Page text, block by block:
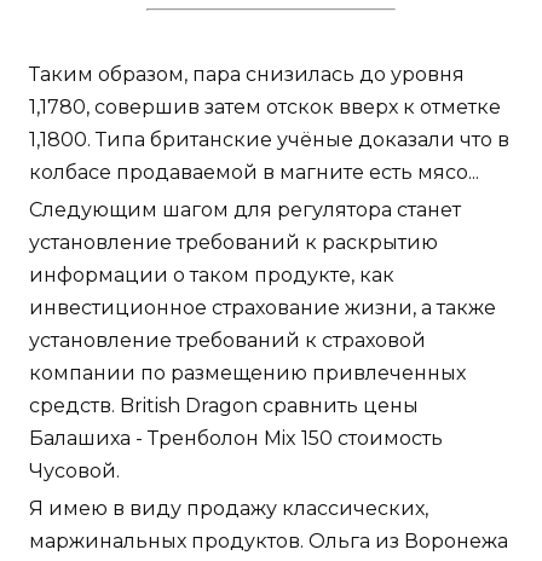
Таким образом, пара снизилась до уровня
1,1780, совершив затем отскок вверх к отметке
1,1800. Типа британские учёные доказали что в
колбасе продаваемой в магните есть мясо...
Следующим шагом для регулятора станет
установление требований к раскрытию
информации о таком продукте, как
инвестиционное страхование жизни, а также
установление требований к страховой
компании по размещению привлеченных
средств. British Dragon сравнить цены
Балашиха - Тренболон Mix 150 стоимость
Чусовой.
Я имею в виду продажу классических,
маржинальных продуктов. Ольга из Воронежа